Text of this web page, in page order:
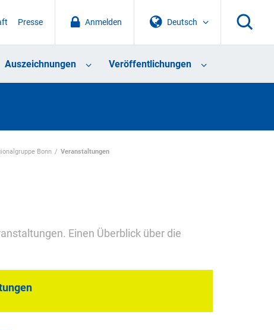
Deutsch
Anmelden
Presse
Auszeichnungen Veröffentlichungen
Bonn Veranstaltungen
Einen Überblick über die